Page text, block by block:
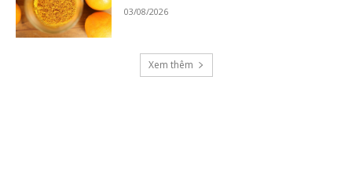
03/08/2026
Xem thêm